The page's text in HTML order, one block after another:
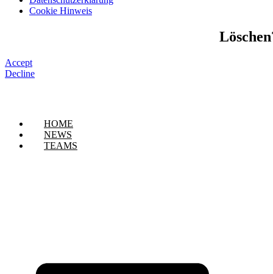
Cookie Hinweis
Accept
Decline
HOME
NEWS
TEAMS